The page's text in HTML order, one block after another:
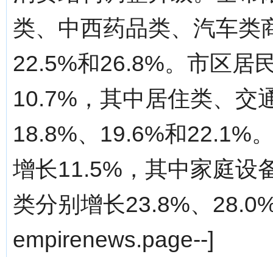
类、中西药品类、汽车类
22.5%和26.8%。市区居
10.7%，其中居住类、交
18.8%、19.6%和22.1%
增长11.5%，其中家庭设
类分别增长23.8%、
empirenews.page--]